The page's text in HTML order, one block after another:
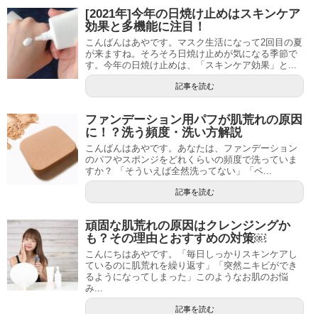
[2021年]今年の日焼け止めはスキンケア
効果と多機能に注目！
こんばんはあやです。マスク生活になって2回目の夏
が来ますね。そろそろ日焼け止めが気になる季節で
す。今年の日焼け止めは、「スキンケア効果」と...
記事を読む
ファンデーション用パフが肌荒れの原因
に！？洗う頻度・洗い方解説
こんばんはあやです。あなたは、ファンデーション
のパフやスポンジをどれくらいの頻度で洗っていま
すか？ 「そういえば全然洗ってない」「ベ...
記事を読む
頑固な肌荒れの原因はクレンジングか
も？その理由とおすすめの対策￼
こんにちはあやです。「毎日しっかりスキンケアし
ているのに肌荒れを繰り返す」「突然ニキビができ
るようになってしまった」このようなお肌のお悩
み...
記事を読む